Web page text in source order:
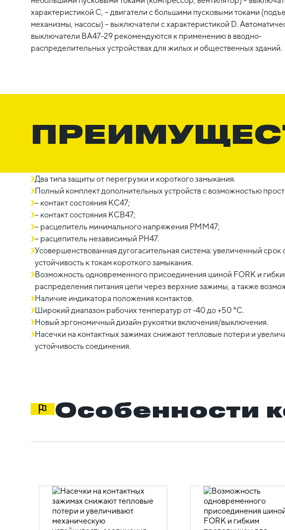
характеристикой C, – двигатели с большими пусковыми токами
механизмы, насосы) – выключатели с характеристикой D.
выключатели ВА47-29 рекомендуются к применению в вводно-
распределительных устройствах для жилых и общественных зданий.
Два типа защиты от перегрузки и короткого замыкания.
Полный комплект дополнительных устройств с возможностью
– контакт состояния КС47;
– контакт состояния КСВ47;
– расцепитель минимального напряжения РММ47;
– расцепитель независимый РН47.
Усовершенствованная дугогасительная система: увеличенный
устойчивость к токам короткого замыкания.
Возможность одновременного присоединения шиной FORK и
распределения питания цепи через верхние зажимы, а также
Наличие индикатора положения контактов.
Широкий диапазон рабочих температур от -40 до +50 °С.
Новый эргономичный дизайн рукоятки включения/выключения.
Насечки на контактных зажимах снижают тепловые потери и
устойчивость соединения.
Особенности